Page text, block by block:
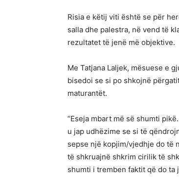
Risia e këtij viti është se për
salla dhe palestra, në vend të
rezultatet të jenë më objektive.
Me Tatjana Laljek, mësuese e
bisedoi se si po shkojnë
maturantët.
“Eseja mbart më së shumti
u jap udhëzime se si të
sepse një kopjim/vjedhje do të
të shkruajnë shkrim cirilik të
shumti i tremben faktit që do ta